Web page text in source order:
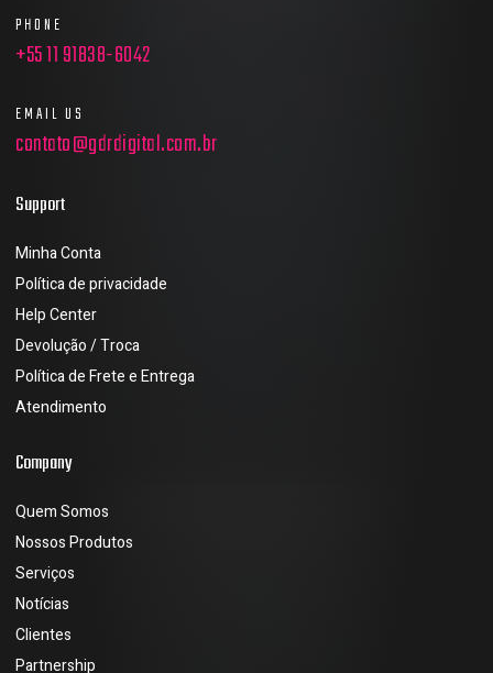
PHONE
+55 11 91838-6042
EMAIL US
contato@gdrdigital.com.br
Support
Minha Conta
Política de privacidade
Help Center
Devolução / Troca
Política de Frete e Entrega
Atendimento
Company
Quem Somos
Nossos Produtos
Serviços
Notícias
Clientes
Partnership